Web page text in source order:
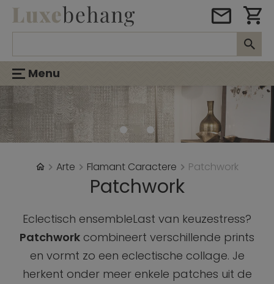
Menu
Arte Flamant Caractere Patchwork
Patchwork
Eclectisch ensembleLast van keuzestress?
Patchwork combineert verschillende prints
en vormt zo een eclectische collage. Je
herkent onder meer enkele patches uit de